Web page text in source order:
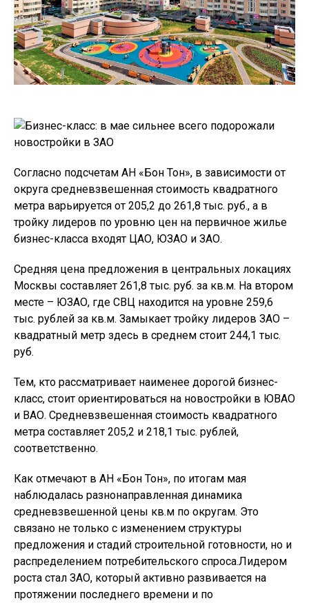
Согласно подсчетам АН «Бон Тон», в зависимости от
округа средневзвешенная стоимость квадратного
метра варьируется от 205,2 до 261,8 тыс. руб., а в
тройку лидеров по уровню цен на первичное жилье
бизнес-класса входят ЦАО, ЮЗАО и ЗАО.
Средняя цена предложения в центральных локациях
Москвы составляет 261,8 тыс. руб. за кв.м. На втором
месте – ЮЗАО, где СВЦ находится на уровне 259,6
тыс. рублей за кв.м. Замыкает тройку лидеров ЗАО –
квадратный метр здесь в среднем стоит 244,1 тыс.
руб.
Тем, кто рассматривает наименее дорогой бизнес-
класс, стоит ориентироваться на новостройки в ЮВАО
и ВАО. Средневзвешенная стоимость квадратного
метра составляет 205,2 и 218,1 тыс. рублей,
соответственно.
Как отмечают в АН «Бон Тон», по итогам мая
наблюдалась разнонаправленная динамика
средневзвешенной цены кв.м по округам. Это
связано не только с изменением структуры
предложения и стадий строительной готовности, но и
распределением потребительского спроса.Лидером
роста стал ЗАО, который активно развивается на
протяжении последнего времени и по